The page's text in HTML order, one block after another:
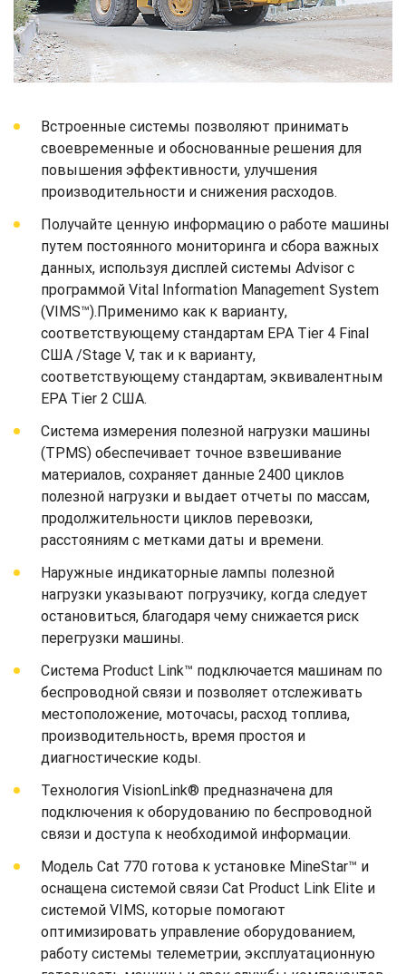
Встроенные системы позволяют принимать
своевременные и обоснованные решения для
повышения эффективности, улучшения
производительности и снижения расходов.
Получайте ценную информацию о работе машины
путем постоянного мониторинга и сбора важных
данных, используя дисплей системы Advisor с
программой Vital Information Management System
(VIMS™).Применимо как к варианту,
соответствующему стандартам EPA Tier 4 Final
США /Stage V, так и к варианту,
соответствующему стандартам, эквивалентным
EPA Tier 2 США.
Система измерения полезной нагрузки машины
(TPMS) обеспечивает точное взвешивание
материалов, сохраняет данные 2400 циклов
полезной нагрузки и выдает отчеты по массам,
продолжительности циклов перевозки,
расстояниям с метками даты и времени.
Наружные индикаторные лампы полезной
нагрузки указывают погрузчику, когда следует
остановиться, благодаря чему снижается риск
перегрузки машины.
Система Product Link™ подключается машинам по
беспроводной связи и позволяет отслеживать
местоположение, моточасы, расход топлива,
производительность, время простоя и
диагностические коды.
Технология VisionLink® предназначена для
подключения к оборудованию по беспроводной
связи и доступа к необходимой информации.
Модель Cat 770 готова к установке MineStar™ и
оснащена системой связи Cat Product Link Elite и
системой VIMS, которые помогают
оптимизировать управление оборудованием,
работу системы телеметрии, эксплуатационную